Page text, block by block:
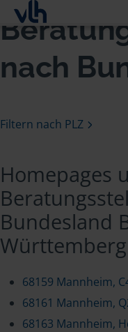
nach
Filtern nach PLZ
Homepages
Bundesland
68159 Mannheim,
68161 Mannheim,
68163 Mannheim,